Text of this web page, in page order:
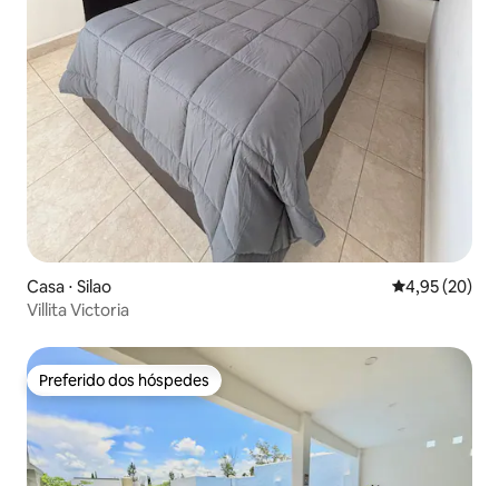
Casa ⋅ Silao 4,95 de uma
4,95 (20)
Villita Victoria
Preferido dos hóspedes
Preferido dos hóspedes